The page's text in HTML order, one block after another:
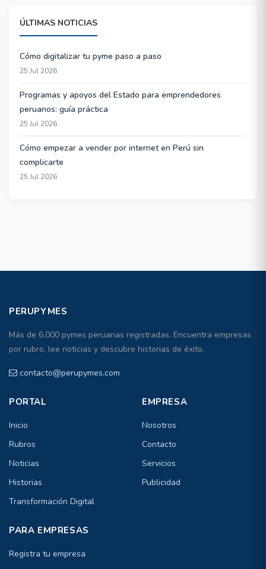
ÚLTIMAS NOTICIAS
Cómo digitalizar tu pyme paso a paso
25 Jul 2026
Programas y apoyos del Estado para emprendedores
peruanos: guía práctica
25 Jul 2026
Cómo empezar a vender por internet en Perú sin
complicarte
25 Jul 2026
PERUPYMES
Más de 6,000 pymes peruanas registradas. Encuentra empresas
por rubro, lee noticias y descubre historias de éxito.
contacto@perupymes.com
PORTAL
Inicio
Rubros
Noticias
Historias
Transformación Digital
EMPRESA
Nosotros
Contacto
Servicios
Publicidad
PARA EMPRESAS
Registra tu empresa